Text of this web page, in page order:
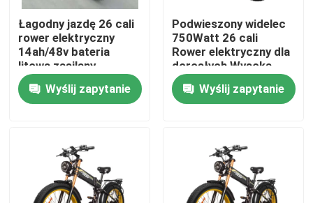
Kontrola jakości
Poprosić o wycenę
Rower elektryczny Ridstar
Składany elektryczny rower z tłustymi oponami
Elektryczne rowery miejskie
Łagodny jazdę 26 cali
rower elektryczny
14ah/48v bateria
litowa zasilany
Wyślij zapytanie
Podwieszony widelec
750Watt 26 cali
Rower elektryczny dla
dorosłych Wysoka
wydajność
Wyślij zapytanie